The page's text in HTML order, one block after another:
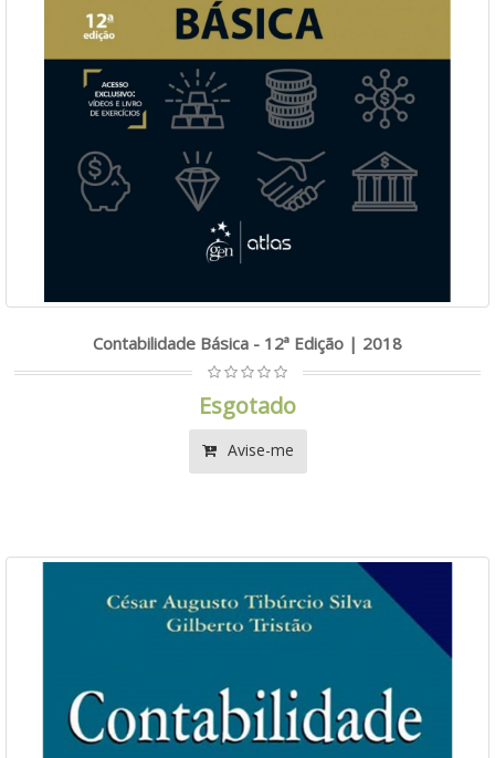
Contabilidade Básica - 12ª Edição | 2018
Esgotado
Avise-me